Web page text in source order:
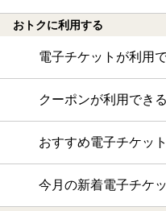
おトクに利用する
電子チケットが利用
クーポンが利用でき
おすすめ電子チケッ
今月の新着電子チケ